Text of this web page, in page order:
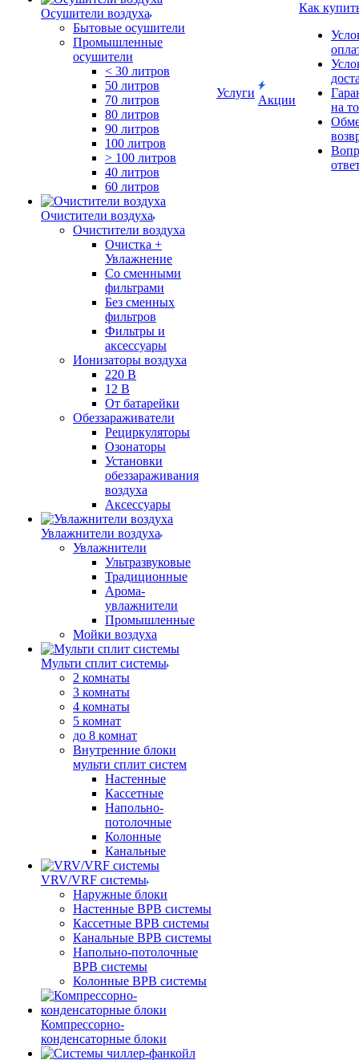
Осушители воздуха
Бытовые осушители
Промышленные
осушители
< 30 литров
50 литров
70 литров
80 литров
90 литров
100 литров
> 100 литров
40 литров
60 литров
Очистители воздуха
Очистители воздуха
Очистка +
Увлажнение
Cо сменными
фильтрами
Без сменных
фильтров
Фильтры и
аксессуары
Ионизаторы воздуха
220 В
12 В
От батарейки
Обеззараживатели
Рециркуляторы
Озонаторы
Установки
обеззараживания
воздуха
Аксессуары
Увлажнители воздуха
Увлажнители
Ультразвуковые
Традиционные
Арома-
увлажнители
Промышленные
Мойки воздуха
Мульти сплит системы
2 комнаты
3 комнаты
4 комнаты
5 комнат
до 8 комнат
Внутренние блоки
мульти сплит систем
Настенные
Кассетные
Напольно-
потолочные
Колонные
Канальные
VRV/VRF системы
Наружные блоки
Настенные ВРВ системы
Кассетные ВРВ системы
Канальные ВРВ системы
Напольно-потолочные
ВРВ системы
Колонные ВРВ системы
Компрессорно-
конденсаторные блоки
Услуги
Акции
Как
на